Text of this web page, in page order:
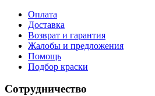
Оплата
Доставка
Возврат и гарантия
Жалобы и предложения
Помощь
Подбор краски
Сотрудничество